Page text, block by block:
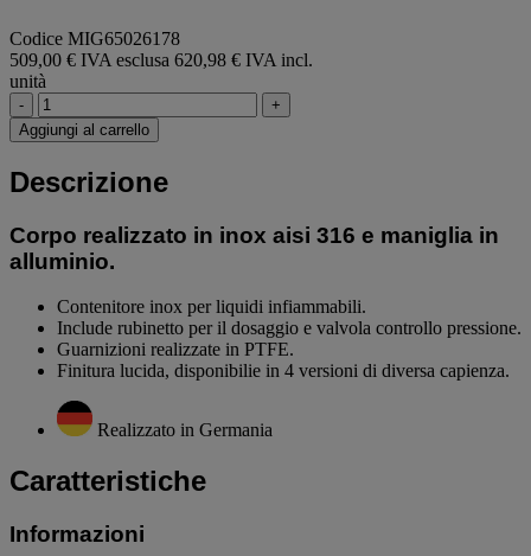
Codice MIG65026178
509,00 € IVA esclusa 620,98 € IVA incl.
unità
-
+
Aggiungi al carrello
Descrizione
Corpo realizzato in inox aisi 316 e maniglia in
alluminio.
Contenitore inox per liquidi infiammabili.
Include rubinetto per il dosaggio e valvola controllo pressione.
Guarnizioni realizzate in PTFE.
Finitura lucida, disponibilie in 4 versioni di diversa capienza.
Realizzato in Germania
Caratteristiche
Informazioni